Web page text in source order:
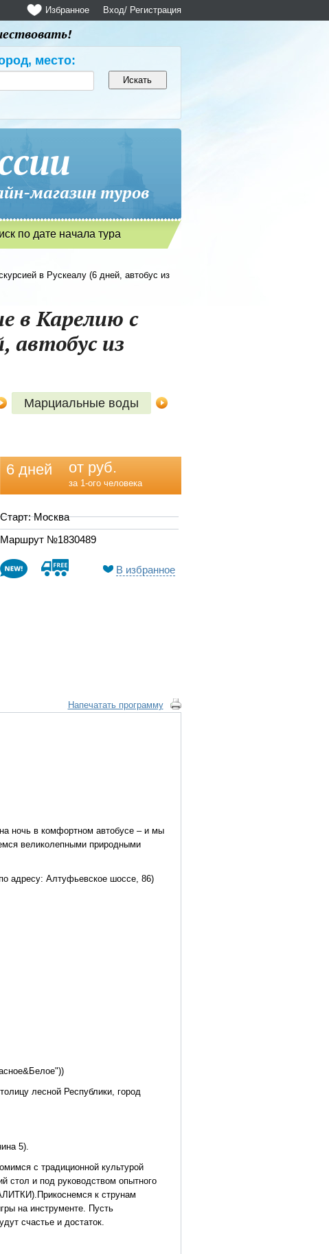
Вход/ Регистрация
Избранное
место:
магазин туров
по дате начала тура
в Рускеалу (6 дней, автобус из
в Карелию с
автобус из
Марциальные воды
6 дней от руб.
за 1-ого человека
Старт: Москва
Маршрут №1830489
В избранное
Напечатать программу
ночь в комфортном автобусе – и мы
великолепными природными
адресу: Алтуфьевское шоссе, 86)
лесной Республики, город
5).
с традиционной культурой
стол и под руководством опытного
к струнам
на инструменте. Пусть
счастье и достаток.